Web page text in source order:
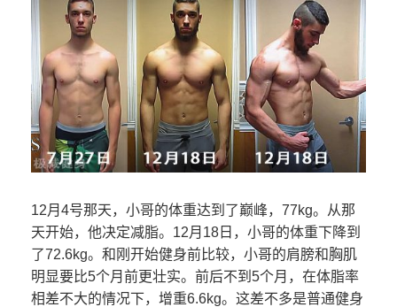
12月4号那天，小哥的体重达到了巅峰，77kg。从那
天开始，他决定减脂。12月18日，小哥的体重下降到
了72.6kg。和刚开始健身前比较，小哥的肩膀和胸肌
明显要比5个月前更壮实。前后不到5个月，在体脂率
相差不大的情况下，增重6.6kg。这差不多是普通健身